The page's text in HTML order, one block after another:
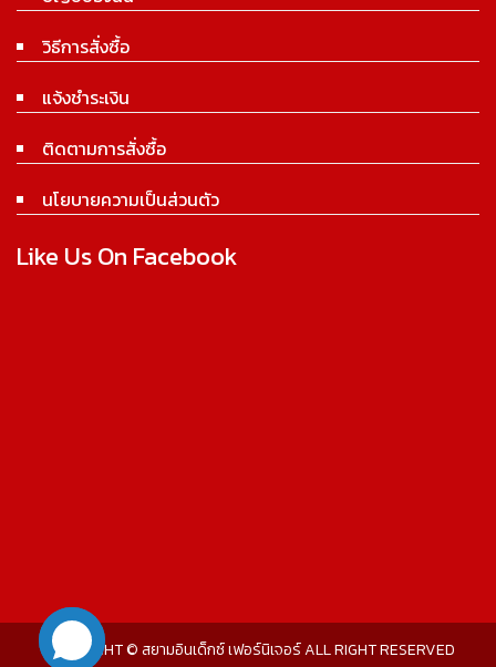
วิธีการสั่งซื้อ
แจ้งชำระเงิน
ติดตามการสั่งซื้อ
นโยบายความเป็นส่วนตัว
Like Us On Facebook
COPYRIGHT © สยามอินเด็กซ์ เฟอร์นิเจอร์ ALL RIGHT RESERVED